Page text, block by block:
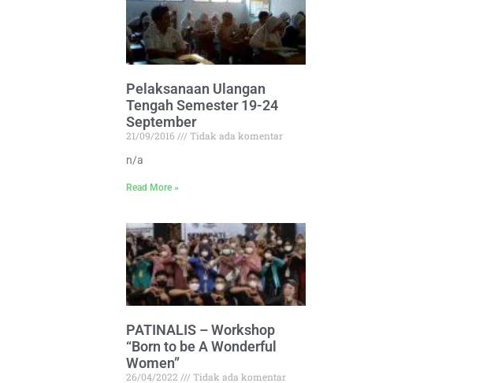
Pelaksanaan Ulangan
Tengah Semester 19-24
September
21/09/2016
Tidak ada komentar
n/a
Read More »
PATINALIS – Workshop
“Born to be A Wonderful
Women”
26/04/2022
Tidak ada komentar